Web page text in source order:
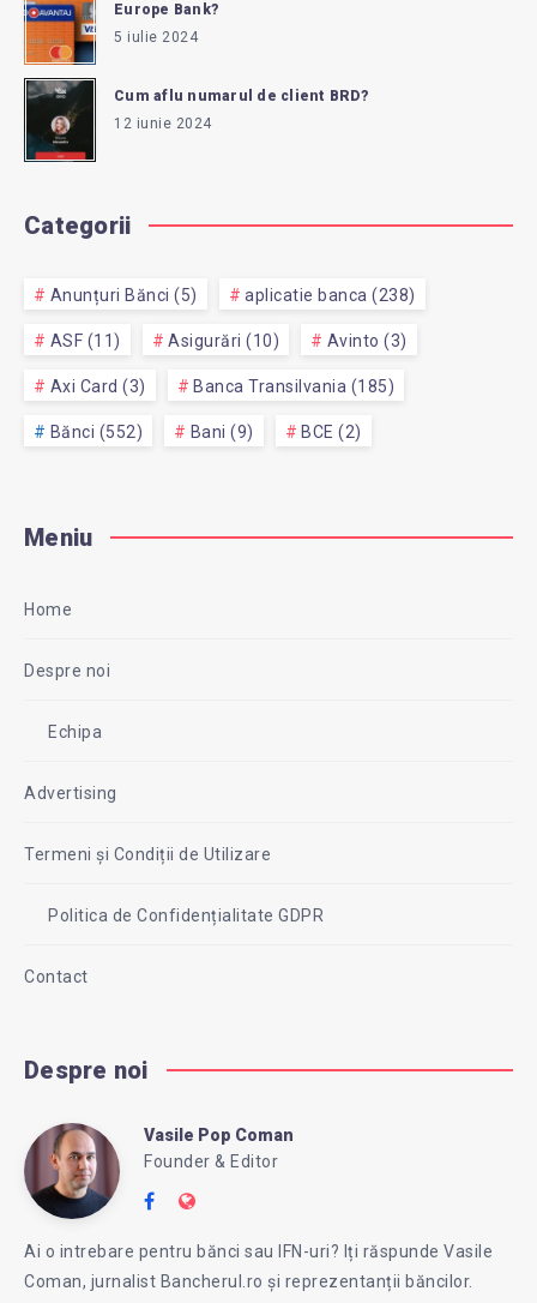
Europe Bank?
5 iulie 2024
Cum aflu numarul de client BRD?
12 iunie 2024
Categorii
Anunțuri Bănci (5) aplicatie banca (238)
ASF (11) Asigurări (10) Avinto (3)
Axi Card (3) Banca Transilvania (185)
Bănci (552) Bani (9) BCE (2)
Meniu
Home
Despre noi
Echipa
Advertising
Termeni și Condiții de Utilizare
Politica de Confidențialitate GDPR
Contact
Despre noi
Vasile
Pop
Vasile Pop Coman
Founder & Editor
Follow
on
Website:
Ai o intrebare pentru bănci sau IFN-uri? Iți răspunde Vasile
Coman, jurnalist Bancherul.ro și reprezentanții băncilor.